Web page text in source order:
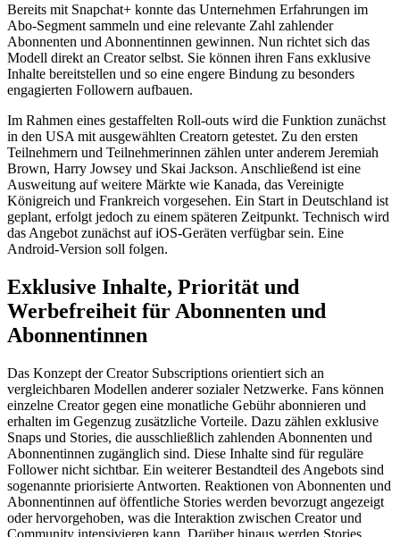
Bereits mit Snapchat+ konnte das Unternehmen Erfahrungen im
Abo-Segment sammeln und eine relevante Zahl zahlender
Abonnenten und Abonnentinnen gewinnen. Nun richtet sich das
Modell direkt an Creator selbst. Sie können ihren Fans exklusive
Inhalte bereitstellen und so eine engere Bindung zu besonders
engagierten Followern aufbauen.
Im Rahmen eines gestaffelten Roll-outs wird die Funktion zunächst
in den USA mit ausgewählten Creatorn getestet. Zu den ersten
Teilnehmern und Teilnehmerinnen zählen unter anderem Jeremiah
Brown, Harry Jowsey und Skai Jackson. Anschließend ist eine
Ausweitung auf weitere Märkte wie Kanada, das Vereinigte
Königreich und Frankreich vorgesehen. Ein Start in Deutschland ist
geplant, erfolgt jedoch zu einem späteren Zeitpunkt. Technisch wird
das Angebot zunächst auf iOS-Geräten verfügbar sein. Eine
Android-Version soll folgen.
Exklusive Inhalte, Priorität und
Werbefreiheit für Abonnenten und
Abonnentinnen
Das Konzept der Creator Subscriptions orientiert sich an
vergleichbaren Modellen anderer sozialer Netzwerke. Fans können
einzelne Creator gegen eine monatliche Gebühr abonnieren und
erhalten im Gegenzug zusätzliche Vorteile. Dazu zählen exklusive
Snaps und Stories, die ausschließlich zahlenden Abonnenten und
Abonnentinnen zugänglich sind. Diese Inhalte sind für reguläre
Follower nicht sichtbar. Ein weiterer Bestandteil des Angebots sind
sogenannte priorisierte Antworten. Reaktionen von Abonnenten und
Abonnentinnen auf öffentliche Stories werden bevorzugt angezeigt
oder hervorgehoben, was die Interaktion zwischen Creator und
Community intensivieren kann. Darüber hinaus werden Stories